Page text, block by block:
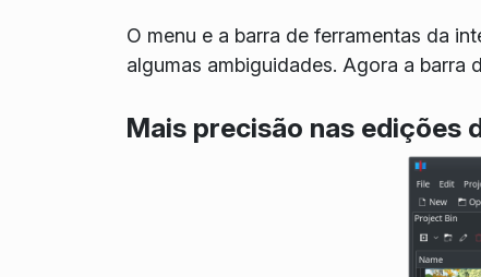
O menu e a barra de ferramentas da
algumas ambiguidades. Agora a barra
Mais precisão nas edições